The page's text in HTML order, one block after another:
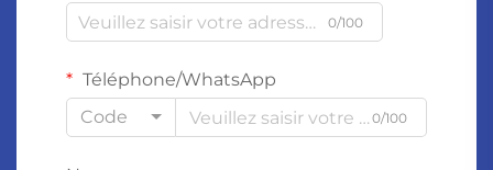
0/100
Téléphone/WhatsApp
Code
0/100